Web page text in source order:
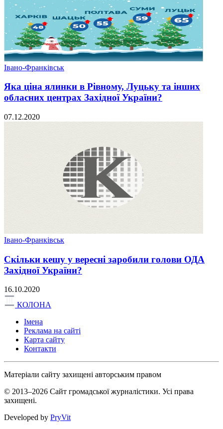
Івано-Франківськ
Яка ціна ялинки в Рівному, Луцьку та інших
обласних центрах Західної України?
07.12.2020
Івано-Франківськ
Скільки кешу у вересні заробили голови ОДА
Західної України?
16.10.2020
КОЛОНА
Імена
Реклама на сайті
Карта сайту
Контакти
Матеріали сайту захищені авторським правом
© 2013–2026 Сайт громадської журналістики. Усі права
захищені.
Developed by PryVit